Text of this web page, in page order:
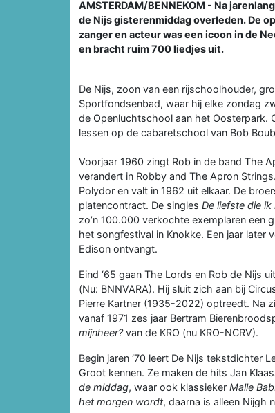
AMSTERDAM/BENNEKOM - Na
de Nijs gisterenmiddag overleden. De
zanger en acteur was een icoon in de
en bracht ruim 700 liedjes uit.
De Nijs, zoon van een rijschoolhouder,
Sportfondsenbad, waar hij elke zondag
de Openluchtschool aan het Oosterpark.
lessen op de cabaretschool van Bob
Voorjaar 1960 zingt Rob in de band The
verandert in Robby and The Apron
Polydor en valt in 1962 uit elkaar. De
platencontract. De singles De liefste die ik
zo’n 100.000 verkochte exemplaren een
het songfestival in Knokke. Een jaar later
Edison ontvangt.
Eind ‘65 gaan The Lords en Rob de Nijs
(Nu: BNNVARA). Hij sluit zich aan bij
Pierre Kartner (1935-2022) optreedt. Na
vanaf 1971 zes jaar Bertram
mijnheer?van de KRO (nu KRO-NCRV).
Begin jaren ‘70 leert De Nijs tekstdichter
Groot kennen. Ze maken de hits Jan
de middag, waar ook klassieker Malle
het morgen wordt, daarna is alleen Nijgh